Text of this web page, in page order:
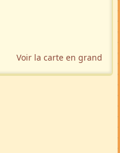
Voir la carte en grand